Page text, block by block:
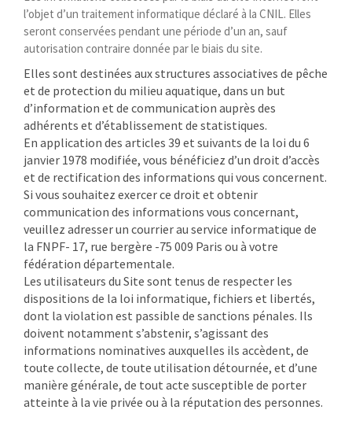
l’objet d’un traitement informatique déclaré à la CNIL. Elles
seront conservées pendant une période d’un an, sauf
autorisation contraire donnée par le biais du site.
Elles sont destinées aux structures associatives de pêche
et de protection du milieu aquatique, dans un but
d’information et de communication auprès des
adhérents et d’établissement de statistiques.
En application des articles 39 et suivants de la loi du 6
janvier 1978 modifiée, vous bénéficiez d’un droit d’accès
et de rectification des informations qui vous concernent.
Si vous souhaitez exercer ce droit et obtenir
communication des informations vous concernant,
veuillez adresser un courrier au service informatique de
la FNPF- 17, rue bergère -75 009 Paris ou à votre
fédération départementale.
Les utilisateurs du Site sont tenus de respecter les
dispositions de la loi informatique, fichiers et libertés,
dont la violation est passible de sanctions pénales. Ils
doivent notamment s’abstenir, s’agissant des
informations nominatives auxquelles ils accèdent, de
toute collecte, de toute utilisation détournée, et d’une
manière générale, de tout acte susceptible de porter
atteinte à la vie privée ou à la réputation des personnes.